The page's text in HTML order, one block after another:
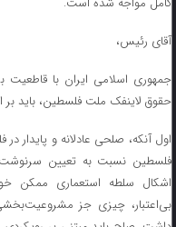
آقای رئیس،
جمهوری اسلامی ایران با قاطعیت
حقوق لاینفک ملت فلسطین، باید بر
اول آنکه، صلحی عادلانه و پایدار
فلسطین نسبت به تعیین سرنوشت
اشکال سلطه‌ استعماری ممکن
بی‌اعتبار، چیزی جز